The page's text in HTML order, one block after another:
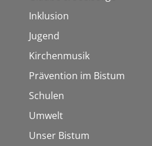
Inklusion
Jugend
Kirchenmusik
Prävention im Bistum
Schulen
Umwelt
Unser Bistum